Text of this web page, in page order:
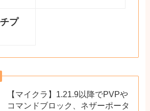
プ
【マイクラ】1.21.9以降でPVPや
コマンドブロック、ネザーポータ